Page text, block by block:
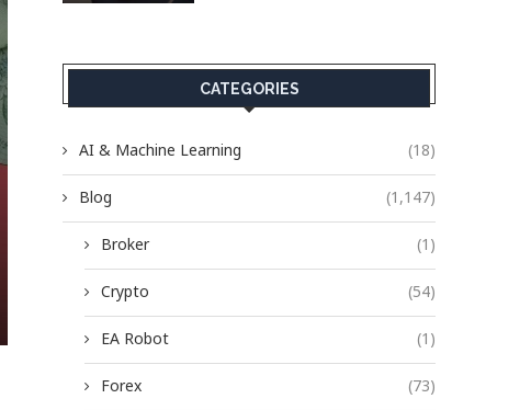
CATEGORIES
AI & Machine Learning (18)
Blog (1,147)
Broker (1)
Crypto (54)
EA Robot (1)
Forex (73)